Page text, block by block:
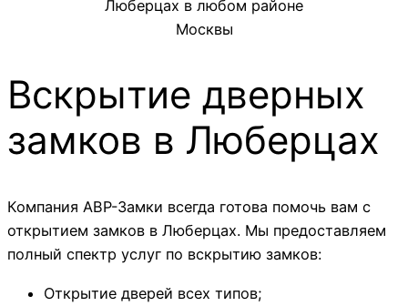
Вскрытие дверных
замков в Люберцах
Компания АВР-Замки всегда готова помочь вам с
открытием замков в Люберцах. Мы предоставляем
полный спектр услуг по вскрытию замков:
Открытие дверей всех типов;